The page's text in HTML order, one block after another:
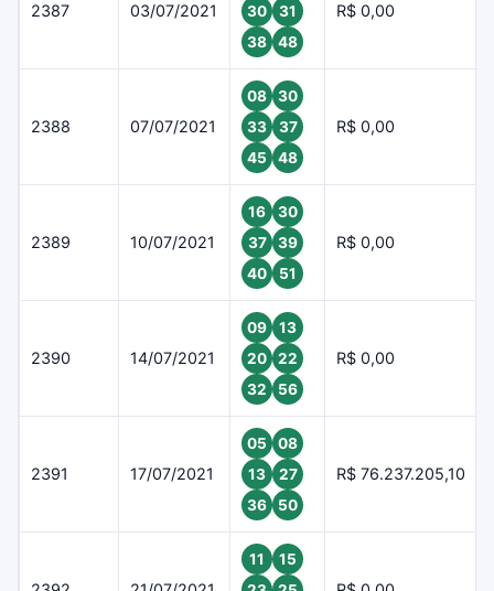
2387 03/07/2021
30
31
38
48
R$ 0,00
2388 07/07/2021
08
30
33
37
45
48
R$ 0,00
2389 10/07/2021
16
30
37
39
40
51
R$ 0,00
2390 14/07/2021
09
13
20
22
32
56
R$ 0,00
2391 17/07/2021
05
08
13
27
36
50
R$ 76.237.205,10
11
15